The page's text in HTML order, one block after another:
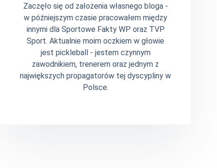
Zaczęło się od założenia własnego bloga -
w późniejszym czasie pracowałem między
innymi dla Sportowe Fakty WP oraz TVP
Sport. Aktualnie moim oczkiem w głowie
jest pickleball - jestem czynnym
zawodnikiem, trenerem oraz jednym z
największych propagatorów tej dyscypliny w
Polsce.